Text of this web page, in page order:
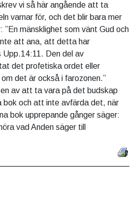
vi så här angående att ta
varnar för, och det blir bara mer
”En mänsklighet som vänt Gud och
att ana, att detta har
Den del av
det profetiska ordet eller
det är också i farozonen.”
av att ta vara på det budskap
bok och att inte avfärda det, när
bok upprepande gånger säger:
vad Anden säger till